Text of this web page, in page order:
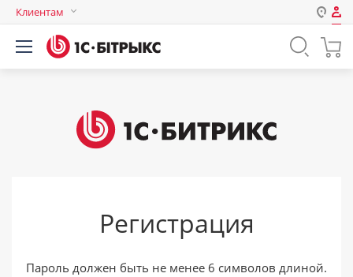
Клиентам
Авторизация
Логин
Запомнить меня на этом
компьютере
Забыли свой пароль?
Регистрация
Пароль должен быть не менее 6 символов длиной.